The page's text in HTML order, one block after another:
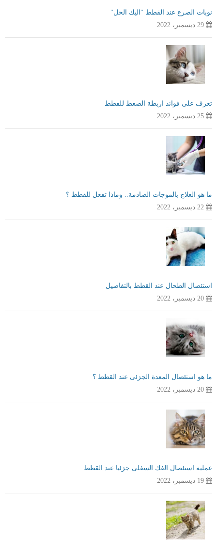
نوبات الصرع عند القطط "اليك الحل"
29 ديسمبر، 2022
تعرف على فوائد اربطة الضغط للقطط
25 ديسمبر، 2022
ما هو العلاج بالموجات الصادمة.. وماذا تفعل للقطط ؟
22 ديسمبر، 2022
استئصال الطحال عند القطط بالتفاصيل
20 ديسمبر، 2022
ما هو استئصال المعدة الجزئى عند القطط ؟
20 ديسمبر، 2022
عملية استئصال الفك السفلى جزئيا عند القطط
19 ديسمبر، 2022